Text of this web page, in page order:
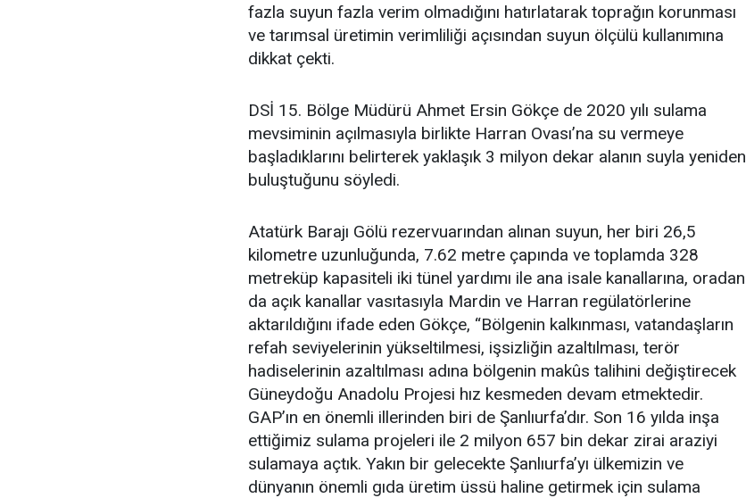
fazla suyun fazla verim olmadığını hatırlatarak toprağın korunması
ve tarımsal üretimin verimliliği açısından suyun ölçülü kullanımına
dikkat çekti.
DSİ 15. Bölge Müdürü Ahmet Ersin Gökçe de 2020 yılı sulama
mevsiminin açılmasıyla birlikte Harran Ovası’na su vermeye
başladıklarını belirterek yaklaşık 3 milyon dekar alanın suyla yeniden
buluştuğunu söyledi.
Atatürk Barajı Gölü rezervuarından alınan suyun, her biri 26,5
kilometre uzunluğunda, 7.62 metre çapında ve toplamda 328
metreküp kapasiteli iki tünel yardımı ile ana isale kanallarına, oradan
da açık kanallar vasıtasıyla Mardin ve Harran regülatörlerine
aktarıldığını ifade eden Gökçe, “Bölgenin kalkınması, vatandaşların
refah seviyelerinin yükseltilmesi, işsizliğin azaltılması, terör
hadiselerinin azaltılması adına bölgenin makûs talihini değiştirecek
Güneydoğu Anadolu Projesi hız kesmeden devam etmektedir.
GAP’ın en önemli illerinden biri de Şanlıurfa’dır. Son 16 yılda inşa
ettiğimiz sulama projeleri ile 2 milyon 657 bin dekar zirai araziyi
sulamaya açtık. Yakın bir gelecekte Şanlıurfa’yı ülkemizin ve
dünyanın önemli gıda üretim üssü haline getirmek için sulama